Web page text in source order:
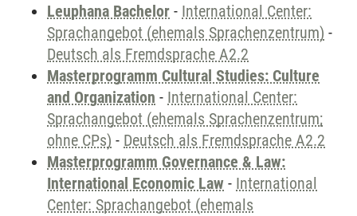
Leuphana Bachelor - International Center:
Sprachangebot (ehemals Sprachenzentrum) -
Deutsch als Fremdsprache A2.2
Masterprogramm Cultural Studies: Culture
and Organization - International Center:
Sprachangebot (ehemals Sprachenzentrum;
ohne CPs) - Deutsch als Fremdsprache A2.2
Masterprogramm Governance & Law:
International Economic Law - International
Center: Sprachangebot (ehemals